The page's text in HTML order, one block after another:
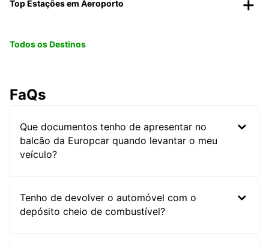
Top Estações em Aeroporto
Todos os Destinos
FaQs
Que documentos tenho de apresentar no
balcão da Europcar quando levantar o meu
veículo?
Tenho de devolver o automóvel com o
depósito cheio de combustível?